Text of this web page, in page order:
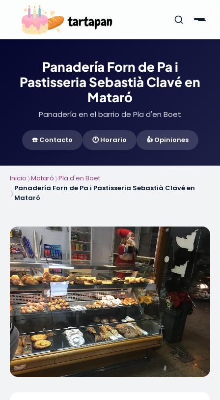
Panadería Forn de Pa i
Pastisseria Sebastià Clavé en
Mataró
Panadería en el barrio de Pla d'en Boet
☎️ Contacto 🕐 Horario 👍 Opiniones
Inicio❯Mataró❯Pla d'en Boet
❯
Panadería Forn de Pa i Pastisseria Sebastià Clavé en
Mataró